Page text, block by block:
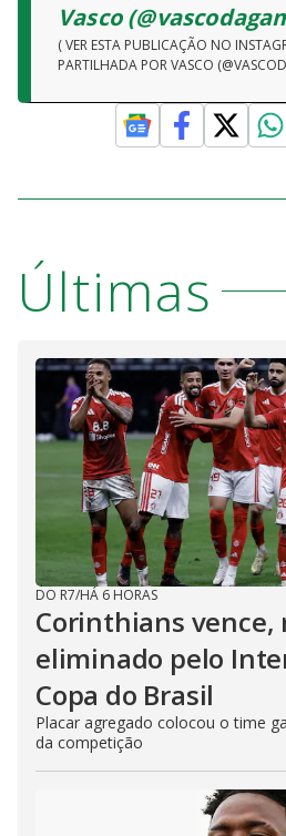
Vasco
( VER ESTA PUBLICAÇÃO NO
PARTILHADA POR VASCO
Últimas
DO R7/HÁ 6 HORAS
Corinthians vence,
eliminado pelo
Copa do Brasil
Placar agregado colocou o time
da competição